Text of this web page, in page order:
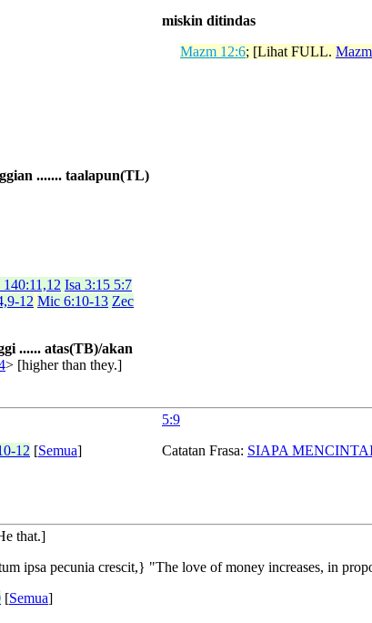
....... taalapun(TL)
Isa 3:15 5:7
12 Mic 6:10-13 Zec
...... atas(TB)/akan
> [higher than they.]
miskin ditindas
Mazm 12:6; [Lihat FULL.
12 [Semua]
5:9
Catatan Frasa: SIAPA
that.]
ipsa pecunia crescit,} "The love of money increases, in
[Semua]